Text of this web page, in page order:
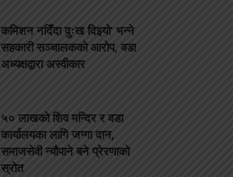
कमिशन नदिँदा दुःख दिइयो’ भन्ने
सहकारी सञ्चालकको आरोप, वडा
अध्यक्षद्वारा अस्वीकार
५० लाखको शिव मन्दिर र वडा
कार्यालयका लागि जग्गा दान,
समाजसेवी न्यौपाने बने प्रेरणाको
स्रोत